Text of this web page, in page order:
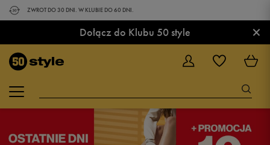
ZWROT DO 30 DNI. W KLUBIE DO 60 DNI.
Dołącz do Klubu 50 style ×